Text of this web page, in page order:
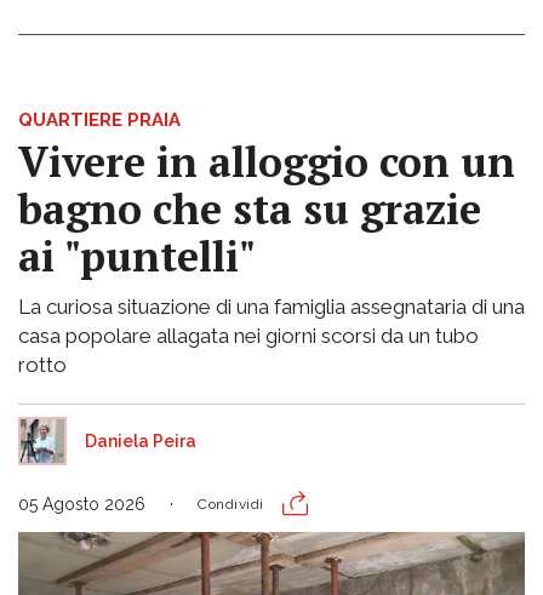
QUARTIERE PRAIA
Vivere in alloggio con un
bagno che sta su grazie
ai "puntelli"
La curiosa situazione di una famiglia assegnataria di una
casa popolare allagata nei giorni scorsi da un tubo
rotto
Daniela Peira
05 Agosto 2026 Condividi